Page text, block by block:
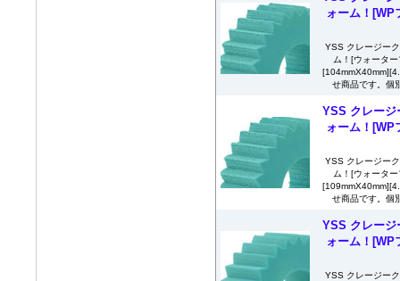
ォーム！
YSS クレージー
ム！[ウォータ
せ商品です。個
YSS クレージ
ォーム！
YSS クレージー
ム！[ウォータ
せ商品です。個
YSS クレージ
ォーム！
YSS クレージー